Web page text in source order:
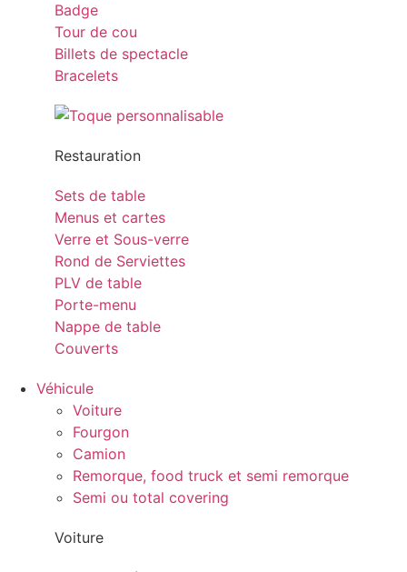
Badge
Tour de cou
Billets de spectacle
Bracelets
Restauration
Sets de table
Menus et cartes
Verre et Sous-verre
Rond de Serviettes
PLV de table
Porte-menu
Nappe de table
Couverts
Véhicule
Voiture
Fourgon
Camion
Remorque, food truck et semi remorque
Semi ou total covering
Voiture